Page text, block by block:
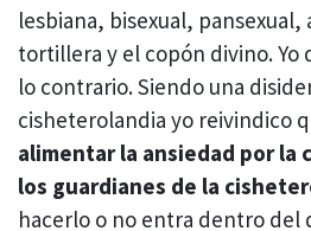
lesbiana, bisexual, pansexual,
tortillera y el copón divino.
lo contrario. Siendo una
cisheterolandia yo reivindico
alimentar la ansiedad por la
los guardianes de la
hacerlo o no entra dentro del